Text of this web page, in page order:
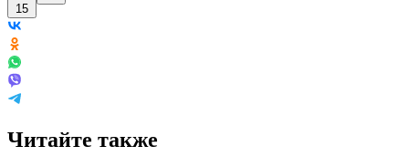
15
Читайте также